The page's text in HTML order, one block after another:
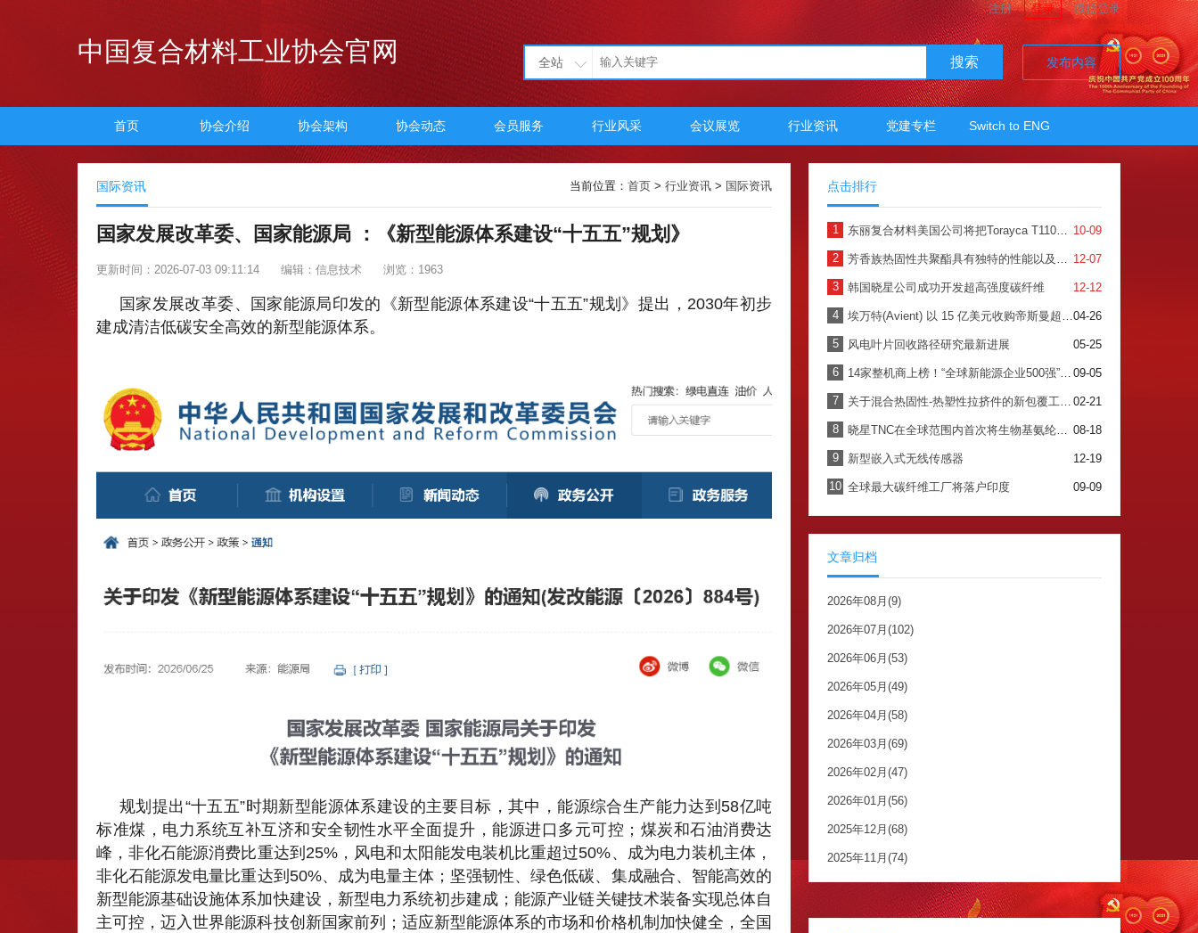
注册 登录 微信登录
中国复合材料工业协会官网 全站 搜索 发布内容
首页 协会介绍 协会架构 协会动态 会员服务 行业风采 会议展览 行业资讯 党建专栏 Switch to ENG
国际资讯 当前位置： 首页 > 行业资讯 > 国际资讯
国家发展改革委、国家能源局 ：《新型能源体系建设“十五五”规划》
更新时间：2026-07-03 09:11:14 编辑：信息技术 浏览：1963
国家发展改革委、国家能源局印发的《新型能源体系建设“十五五”规划》提出，2030年初步
建成清洁低碳安全高效的新型能源体系。
规划提出“十五五”时期新型能源体系建设的主要目标，其中，能源综合生产能力达到58亿吨
标准煤，电力系统互补互济和安全韧性水平全面提升，能源进口多元可控；煤炭和石油消费达
峰，非化石能源消费比重达到25%，风电和太阳能发电装机比重超过50%、成为电力装机主体，
非化石能源发电量比重达到50%、成为电量主体；坚强韧性、绿色低碳、集成融合、智能高效的
新型能源基础设施体系加快建设，新型电力系统初步建成；能源产业链关键技术装备实现总体自
主可控，迈入世界能源科技创新国家前列；适应新型能源体系的市场和价格机制加快健全，全国
点击排行
1 10-09
东丽复合材料美国公司将把Torayca T1100的产能提高一倍
2 12-07
芳香族热固性共聚酯具有独特的性能以及多种形式的可用性
3 12-12
韩国晓星公司成功开发超高强度碳纤维
4 04-26
埃万特(Avient) 以 15 亿美元收购帝斯曼超高分子量聚乙烯纤维防护材料
5 05-25
风电叶片回收路径研究最新进展
6 09-05
14家整机商上榜！“全球新能源企业500强”揭晓！
7 02-21
关于混合热固性-热塑性拉挤件的新包覆工艺进展
8 08-18
晓星TNC在全球范围内首次将生物基氨纶商业化
9 12-19
新型嵌入式无线传感器
10 09-09
全球最大碳纤维工厂将落户印度
文章归档
2026年08月(9)
2026年07月(102)
2026年06月(53)
2026年05月(49)
2026年04月(58)
2026年03月(69)
2026年02月(47)
2026年01月(56)
2025年12月(68)
2025年11月(74)